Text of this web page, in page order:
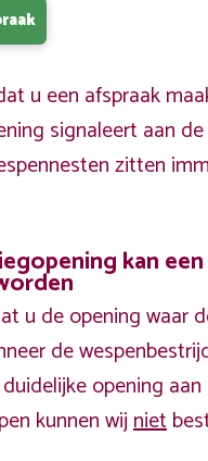
u een afspraak
signaleert aan de
zitten
kan
u de opening waar
de
opening
kunnen wijniet